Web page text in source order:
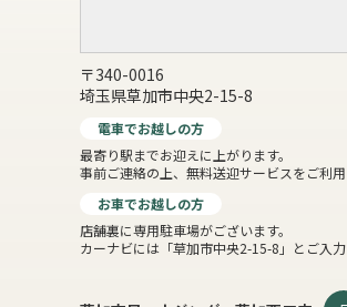
〒340-0016
埼玉県草加市中央2-15-8
電車でお越しの方
最寄り駅までお迎えに上がります。
事前ご連絡の上、無料送迎サービスをご利用
お車でお越しの方
店舗裏に専用駐車場がございます。
カーナビには「草加市中央2-15-8」とご入力